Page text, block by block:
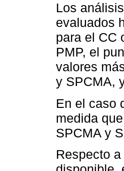
Los
evaluados
para el CC
PMP, el
valores
y SPCMA,
En el caso
medida
SPCMA y
Respecto